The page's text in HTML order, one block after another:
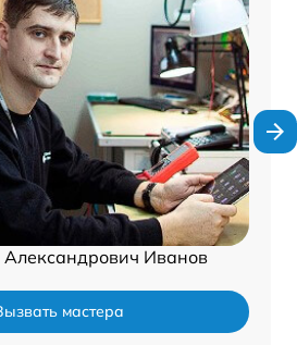
Александрович Иванов
мастера